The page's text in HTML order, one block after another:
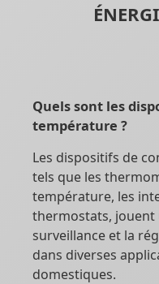
Quels sont les
température ?
Les dispositifs de
tels que les
température, les
thermostats, jouent
surveillance et la
dans diverses
domestiques.